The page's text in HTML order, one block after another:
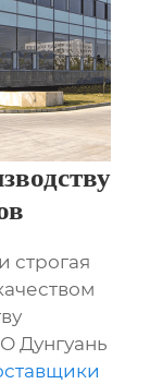
строгая
Дунгуань